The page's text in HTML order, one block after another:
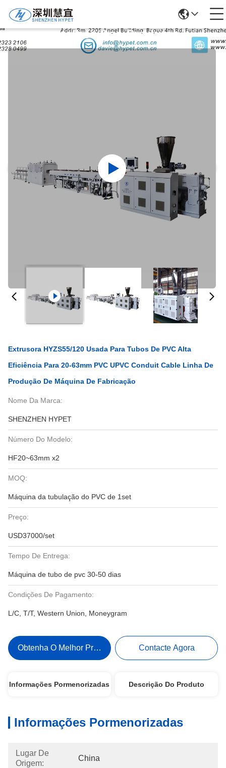
Detalhes Dos Produtos
Extrusora HYZS55/120 Usada Para Tubos De PVC Alta
Eficiência Para 20-63mm PVC UPVC Conduit Cable Linha De
Produção De Máquina De Fabricação
Nome Da Marca:
SHENZHEN HYPET
Número Do Modelo:
HF20~63mm x2
MOQ:
Máquina da tubulação do PVC de 1set
Preço:
USD37000/set
Tempo De Entrega:
Máquina de tubo de pvc 30-50 dias
Condições De Pagamento:
L/C, T/T, Western Union, Moneygram
Obtenha O Melhor Preço Contacte Agora
Informações Pormenorizadas Descrição Do Produto
Informações Pormenorizadas
Lugar De
Origem:
China